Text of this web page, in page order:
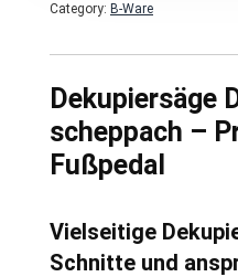
Category: B-Ware
Dekupiersäge
scheppach –
Fußpedal
Vielseitige
Schnitte und